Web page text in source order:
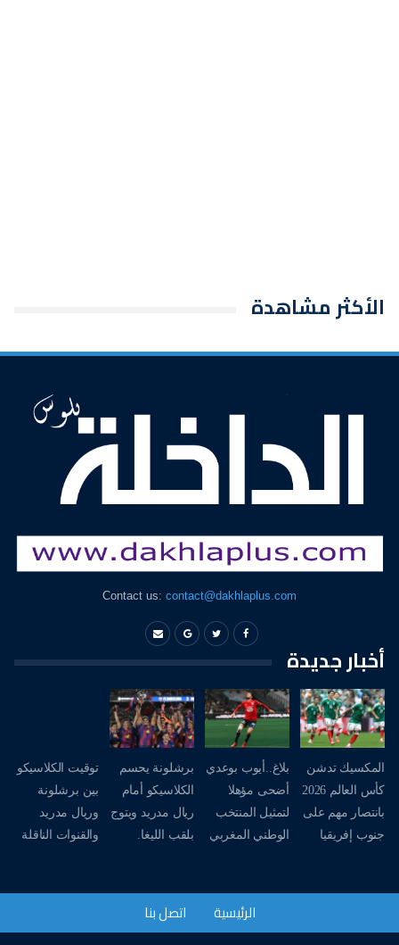
الأكثر مشاهدة
Contact us: contact@dakhlaplus.com
أخبار جديدة
المكسيك تدشن
كأس العالم 2026
بانتصار مهم على
جنوب إفريقيا
بلاغ..أيوب بوعدي
أضحى مؤهلا
لتمثيل المنتخب
الوطني المغربي
برشلونة يحسم
الكلاسيكو أمام
ريال مدريد ويتوج
بلقب الليغا.
توقيت الكلاسيكو
بين برشلونة
وريال مدريد
والقنوات الناقلة
الرئيسية اتصل بنا